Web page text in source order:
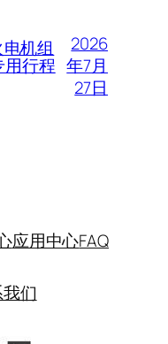
电机组
行程
2026
年7月
27日
应用中心FAQ
们